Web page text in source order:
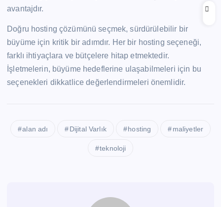
avantajdır.
Doğru hosting çözümünü seçmek, sürdürülebilir bir
büyüme için kritik bir adımdır. Her bir hosting seçeneği,
farklı ihtiyaçlara ve bütçelere hitap etmektedir.
İşletmelerin, büyüme hedeflerine ulaşabilmeleri için bu
seçenekleri dikkatlice değerlendirmeleri önemlidir.
alan adı Dijital Varlık hosting maliyetler
teknoloji